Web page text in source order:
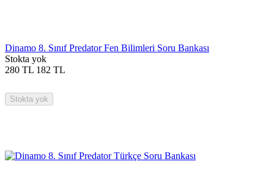
Dinamo 8. Sınıf Predator Fen Bilimleri Soru Bankası
Stokta yok
280 TL 182 TL
Stokta yok